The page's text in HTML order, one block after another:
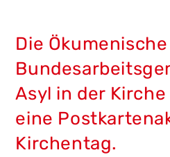
Die Ökumenische
Asyl in der
eine
Kirchentag.